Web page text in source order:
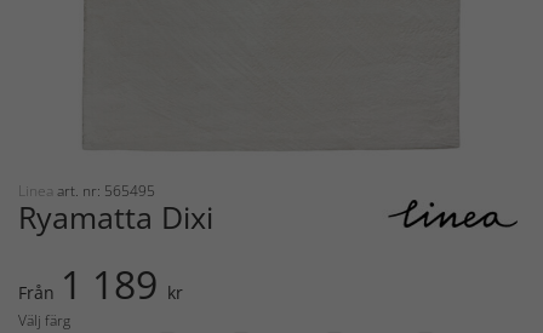
Linea art. nr: 565495
Ryamatta Dixi
Från 1 189 kr
Välj färg